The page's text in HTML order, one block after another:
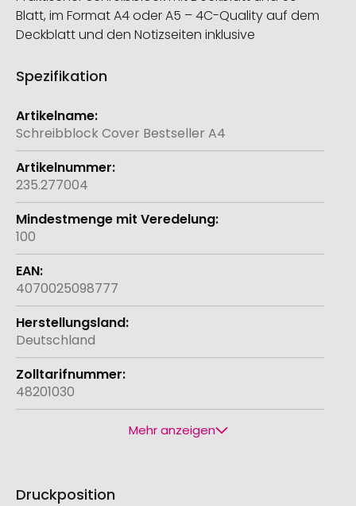
Blatt, im Format A4 oder A5 – 4C-Quality auf dem
Deckblatt und den Notizseiten inklusive
Spezifikation
Weitere
Informationen
Schreibblock Cover Bestseller A4
235.277004
100
4070025098777
Deutschland
48201030
Mehr anzeigen
Druckposition